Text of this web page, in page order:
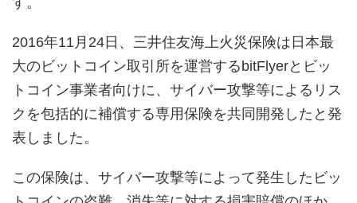
2016年11月24日、三井住友海上火災保険は日本最
大のビットコイン取引所を運営するbitFlyerとビッ
トコイン事業者向けに、サイバー攻撃等によるリス
クを包括的に補償する専用保険を共同開発したと発
表しました。
この保険は、サイバー攻撃等によって発生したビッ